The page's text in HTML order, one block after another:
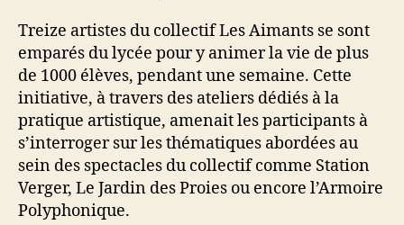
Treize artistes du collectif Les Aimants se sont
emparés du lycée pour y animer la vie de plus
de 1000 élèves, pendant une semaine. Cette
initiative, à travers des ateliers dédiés à la
pratique artistique, amenait les participants à
s’interroger sur les thématiques abordées au
sein des spectacles du collectif comme Station
Verger, Le Jardin des Proies ou encore l’Armoire
Polyphonique.